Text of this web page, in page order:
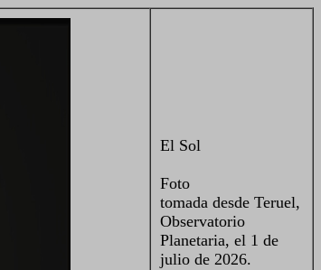
El Sol
Foto
tomada desde Teruel,
Observatorio
Planetaria, el 1 de
julio de 2026.